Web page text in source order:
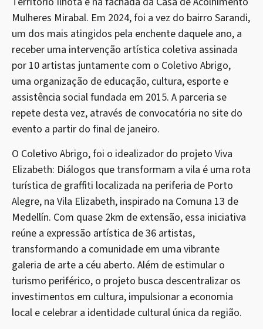
Mulheres Mirabal. Em 2024, foi a vez do bairro Sarandi,
um dos mais atingidos pela enchente daquele ano, a
receber uma intervenção artística coletiva assinada
por 10 artistas juntamente com o Coletivo Abrigo,
uma organização de educação, cultura, esporte e
assistência social fundada em 2015. A parceria se
repete desta vez, através de convocatória no site do
evento a partir do final de janeiro.
O Coletivo Abrigo, foi o idealizador do projeto Viva
Elizabeth: Diálogos que transformam a vila é uma rota
turística de graffiti localizada na periferia de Porto
Alegre, na Vila Elizabeth, inspirado na Comuna 13 de
Medellín. Com quase 2km de extensão, essa iniciativa
reúne a expressão artística de 36 artistas,
transformando a comunidade em uma vibrante
galeria de arte a céu aberto. Além de estimular o
turismo periférico, o projeto busca descentralizar os
investimentos em cultura, impulsionar a economia
local e celebrar a identidade cultural única da região.